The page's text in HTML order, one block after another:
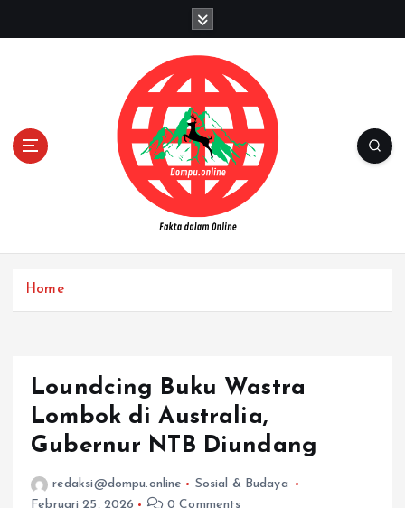
Fakta dalam Online
Home
Loundcing Buku Wastra
Lombok di Australia,
Gubernur NTB Diundang
redaksi@dompu.online
Sosial & Budaya
Februari 25, 2026
0 Comments